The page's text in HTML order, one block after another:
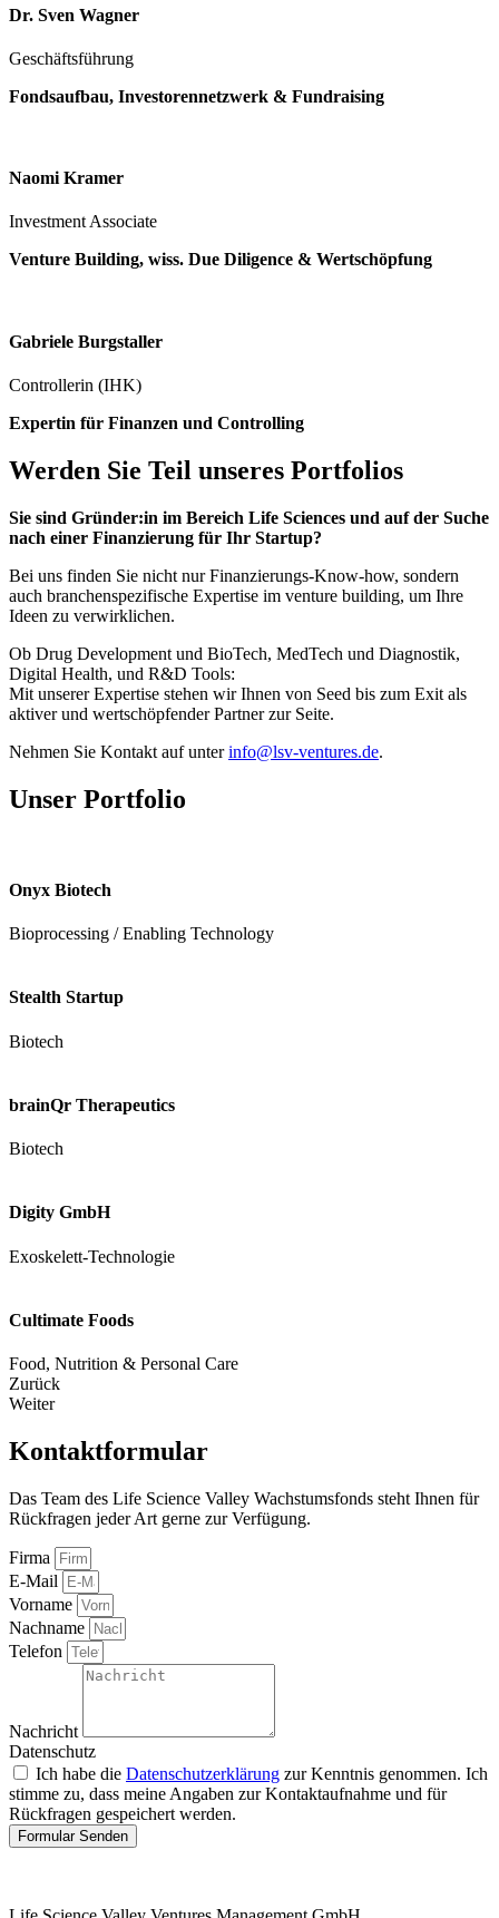
Dr. Sven Wagner
Geschäftsführung
Fondsaufbau, Investorennetzwerk & Fundraising
Naomi Kramer
Investment Associate
Venture Building, wiss. Due Diligence & Wertschöpfung
Gabriele Burgstaller
Controllerin (IHK)
Expertin für Finanzen und Controlling
Werden Sie Teil unseres Portfolios
Sie sind Gründer:in im Bereich Life Sciences und auf der Suche
nach einer Finanzierung für Ihr Startup?
Bei uns finden Sie nicht nur Finanzierungs-Know-how, sondern
auch branchenspezifische Expertise im venture building, um Ihre
Ideen zu verwirklichen.
Ob Drug Development und BioTech, MedTech und Diagnostik,
Digital Health, und R&D Tools:
Mit unserer Expertise stehen wir Ihnen von Seed bis zum Exit als
aktiver und wertschöpfender Partner zur Seite.
Nehmen Sie Kontakt auf unterinfo@lsv-ventures.de.
Unser Portfolio
Onyx Biotech
Bioprocessing / Enabling Technology
Stealth Startup
Biotech
brainQr Therapeutics
Biotech
Digity GmbH
Exoskelett-Technologie
Cultimate Foods
Food, Nutrition & Personal Care
Zurück
Weiter
Kontaktformular
Das Team des Life Science Valley Wachstumsfonds steht Ihnen für
Rückfragen jeder Art gerne zur Verfügung.
Firma
E-Mail
Vorname
Nachname
Telefon
Nachricht
Datenschutz
Ich habe die Datenschutzerklärung zur Kenntnis genommen. Ich
stimme zu, dass meine Angaben zur Kontaktaufnahme und für
Rückfragen gespeichert werden.
Formular Senden